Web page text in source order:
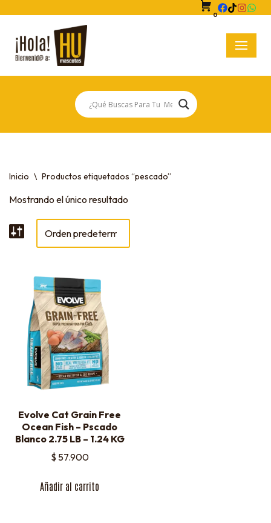
Saltar
al
contenido
0
Inicio \ Productos etiquetados “pescado”
Mostrando el único resultado
Evolve Cat Grain Free
Ocean Fish – Pscado
Blanco 2.75 LB – 1.24 KG
$ 57.900
Añadir al carrito